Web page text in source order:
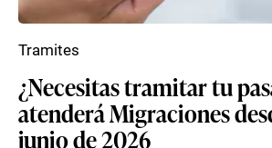
¿Necesitas tramitar tu
atenderá Migraciones
junio de 2026
Tramites